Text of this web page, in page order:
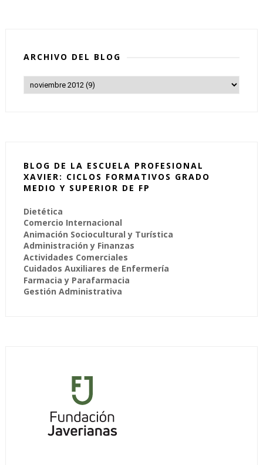
ARCHIVO DEL BLOG
BLOG DE LA ESCUELA PROFESIONAL
XAVIER: CICLOS FORMATIVOS GRADO
MEDIO Y SUPERIOR DE FP
Dietética
Comercio Internacional
Animación Sociocultural y Turística
Administración y Finanzas
Actividades Comerciales
Cuidados Auxiliares de Enfermería
Farmacia y Parafarmacia
Gestión Administrativa